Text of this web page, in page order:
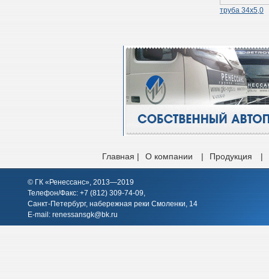
труба 34х5,0
Главная | О компании | Продукция |
© ГК «Ренессанс», 2013—2019
Телефон/Факс: +7 (812) 309-74-09,
Санкт-Петербург, набережная реки Смоленки, 14
E-mail: renessansgk@bk.ru